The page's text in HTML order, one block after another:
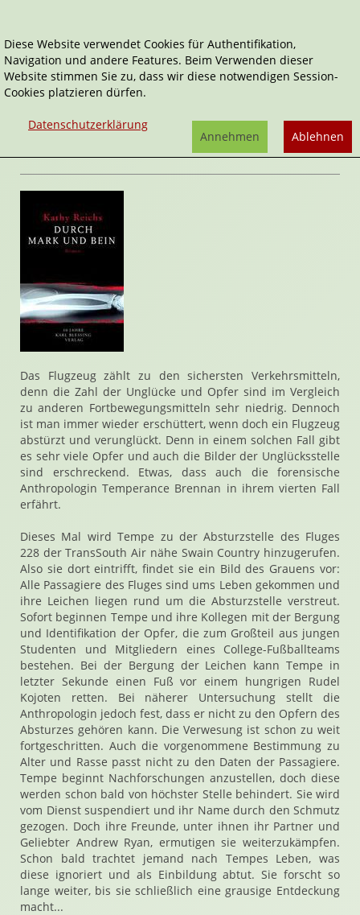
Home Belletristik Durch Mark und Bein
Temperance Brennan
Durch Mark und Bein
Das Flugzeug zählt zu den sichersten Verkehrsmitteln,
denn die Zahl der Unglücke und Opfer sind im Vergleich
zu anderen Fortbewegungsmitteln sehr niedrig. Dennoch
ist man immer wieder erschüttert, wenn doch ein Flugzeug
abstürzt und verunglückt. Denn in einem solchen Fall gibt
es sehr viele Opfer und auch die Bilder der Unglücksstelle
sind erschreckend. Etwas, dass auch die forensische
Anthropologin Temperance Brennan in ihrem vierten Fall
erfährt.
Dieses Mal wird Tempe zu der Absturzstelle des Fluges
228 der TransSouth Air nähe Swain Country hinzugerufen.
Also sie dort eintrifft, findet sie ein Bild des Grauens vor:
Alle Passagiere des Fluges sind ums Leben gekommen und
ihre Leichen liegen rund um die Absturzstelle verstreut.
Sofort beginnen Tempe und ihre Kollegen mit der Bergung
und Identifikation der Opfer, die zum Großteil aus jungen
Studenten und Mitgliedern eines College-Fußballteams
bestehen. Bei der Bergung der Leichen kann Tempe in
letzter Sekunde einen Fuß vor einem hungrigen Rudel
Kojoten retten. Bei näherer Untersuchung stellt die
Anthropologin jedoch fest, dass er nicht zu den Opfern des
Absturzes gehören kann. Die Verwesung ist schon zu weit
fortgeschritten. Auch die vorgenommene Bestimmung zu
Alter und Rasse passt nicht zu den Daten der Passagiere.
Tempe beginnt Nachforschungen anzustellen, doch diese
werden schon bald von höchster Stelle behindert. Sie wird
vom Dienst suspendiert und ihr Name durch den Schmutz
gezogen. Doch ihre Freunde, unter ihnen ihr Partner und
Geliebter Andrew Ryan, ermutigen sie weiterzukämpfen.
Schon bald trachtet jemand nach Tempes Leben, was
diese ignoriert und als Einbildung abtut. Sie forscht so
lange weiter, bis sie schließlich eine grausige Entdeckung
macht...
Diese Website verwendet Cookies für Authentifikation,
Navigation und andere Features. Beim Verwenden dieser
Website stimmen Sie zu, dass wir diese notwendigen Session-
Cookies platzieren dürfen.
Datenschutzerklärung
Ablehnen
Annehmen